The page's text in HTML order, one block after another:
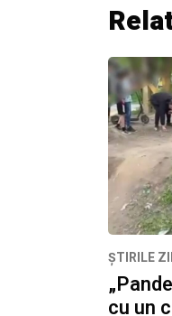
ȘTIRILE
cu un